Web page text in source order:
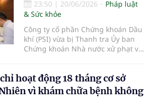
23:50 | 20/06/2026
Pháp luật
& Sức khỏe
Công ty cổ phần Chứng khoán Dầu
khí (PSI) vừa bị Thanh tra Ủy ban
Chứng khoán Nhà nước xử phạt vi
khoán.
hoạt động 18 tháng cơ sở
vì khám chữa bệnh không